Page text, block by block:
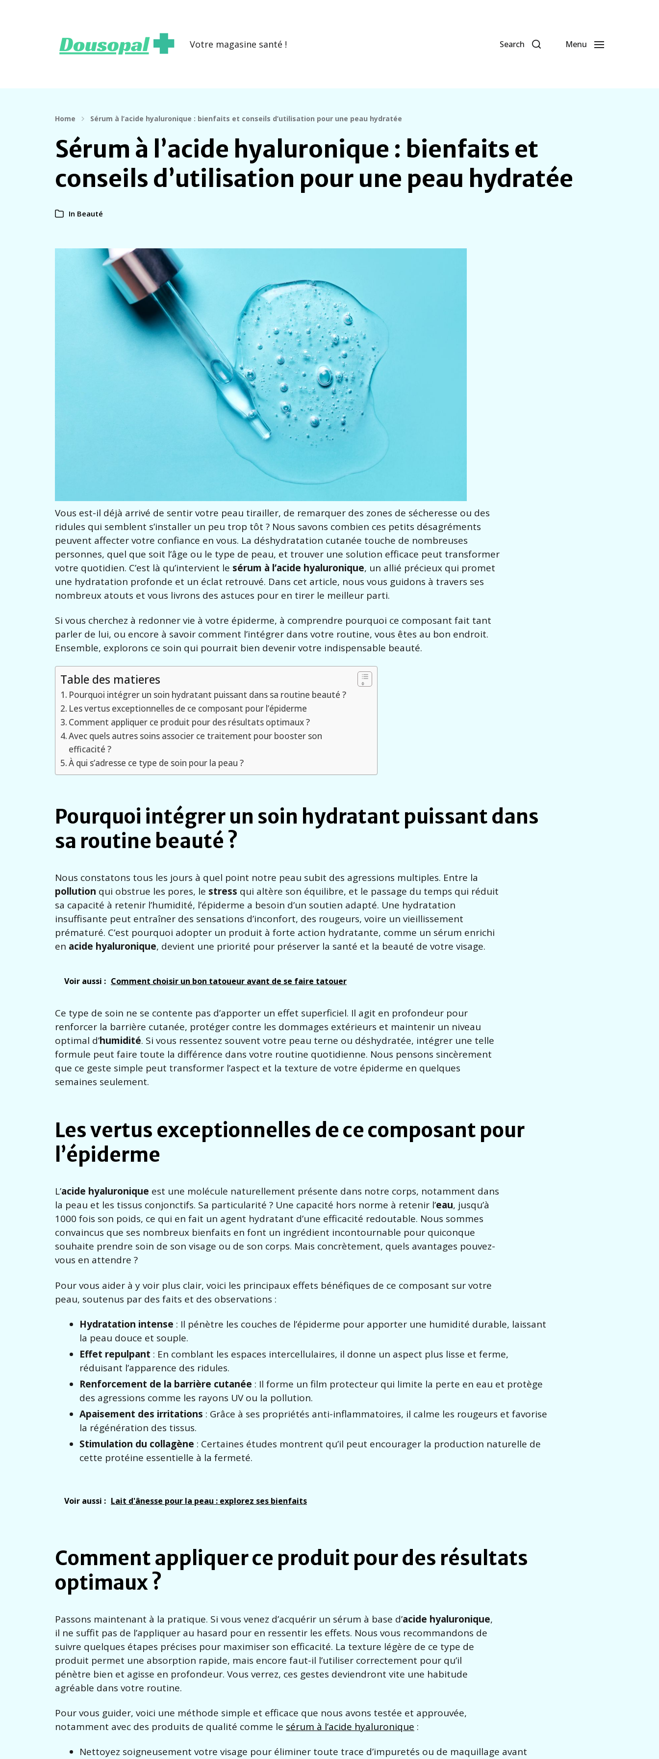
Votre magasine santé ! Search Menu
Home Sérum à l’acide hyaluronique : bienfaits et conseils d’utilisation pour une peau hydratée
Sérum à l’acide hyaluronique : bienfaits et
conseils d’utilisation pour une peau hydratée
In Beauté
Vous est-il déjà arrivé de sentir votre peau tirailler, de remarquer des zones de sécheresse ou des
ridules qui semblent s’installer un peu trop tôt ? Nous savons combien ces petits désagréments
peuvent affecter votre confiance en vous. La déshydratation cutanée touche de nombreuses
personnes, quel que soit l’âge ou le type de peau, et trouver une solution efficace peut transformer
votre quotidien. C’est là qu’intervient le sérum à l’acide hyaluronique, un allié précieux qui promet
une hydratation profonde et un éclat retrouvé. Dans cet article, nous vous guidons à travers ses
nombreux atouts et vous livrons des astuces pour en tirer le meilleur parti.
Si vous cherchez à redonner vie à votre épiderme, à comprendre pourquoi ce composant fait tant
parler de lui, ou encore à savoir comment l’intégrer dans votre routine, vous êtes au bon endroit.
Ensemble, explorons ce soin qui pourrait bien devenir votre indispensable beauté.
Table des matieres
Pourquoi intégrer un soin hydratant puissant dans sa routine beauté ?
Les vertus exceptionnelles de ce composant pour l’épiderme
Comment appliquer ce produit pour des résultats optimaux ?
Avec quels autres soins associer ce traitement pour booster son
efficacité ?
À qui s’adresse ce type de soin pour la peau ?
Pourquoi intégrer un soin hydratant puissant dans
sa routine beauté ?
Nous constatons tous les jours à quel point notre peau subit des agressions multiples. Entre la
pollution qui obstrue les pores, le stress qui altère son équilibre, et le passage du temps qui réduit
sa capacité à retenir l’humidité, l’épiderme a besoin d’un soutien adapté. Une hydratation
insuffisante peut entraîner des sensations d’inconfort, des rougeurs, voire un vieillissement
prématuré. C’est pourquoi adopter un produit à forte action hydratante, comme un sérum enrichi
en acide hyaluronique, devient une priorité pour préserver la santé et la beauté de votre visage.
Voir aussi : Comment choisir un bon tatoueur avant de se faire tatouer
Ce type de soin ne se contente pas d’apporter un effet superficiel. Il agit en profondeur pour
renforcer la barrière cutanée, protéger contre les dommages extérieurs et maintenir un niveau
optimal d’humidité. Si vous ressentez souvent votre peau terne ou déshydratée, intégrer une telle
formule peut faire toute la différence dans votre routine quotidienne. Nous pensons sincèrement
que ce geste simple peut transformer l’aspect et la texture de votre épiderme en quelques
semaines seulement.
Les vertus exceptionnelles de ce composant pour
l’épiderme
L’acide hyaluronique est une molécule naturellement présente dans notre corps, notamment dans
la peau et les tissus conjonctifs. Sa particularité ? Une capacité hors norme à retenir l’eau, jusqu’à
1000 fois son poids, ce qui en fait un agent hydratant d’une efficacité redoutable. Nous sommes
convaincus que ses nombreux bienfaits en font un ingrédient incontournable pour quiconque
souhaite prendre soin de son visage ou de son corps. Mais concrètement, quels avantages pouvez-
vous en attendre ?
Pour vous aider à y voir plus clair, voici les principaux effets bénéfiques de ce composant sur votre
peau, soutenus par des faits et des observations :
Hydratation intense : Il pénètre les couches de l’épiderme pour apporter une humidité durable, laissant
la peau douce et souple.
Effet repulpant : En comblant les espaces intercellulaires, il donne un aspect plus lisse et ferme,
réduisant l’apparence des ridules.
Renforcement de la barrière cutanée : Il forme un film protecteur qui limite la perte en eau et protège
des agressions comme les rayons UV ou la pollution.
Apaisement des irritations : Grâce à ses propriétés anti-inflammatoires, il calme les rougeurs et favorise
la régénération des tissus.
Stimulation du collagène : Certaines études montrent qu’il peut encourager la production naturelle de
cette protéine essentielle à la fermeté.
Voir aussi : Lait d'ânesse pour la peau : explorez ses bienfaits
Comment appliquer ce produit pour des résultats
optimaux ?
Passons maintenant à la pratique. Si vous venez d’acquérir un sérum à base d’acide hyaluronique,
il ne suffit pas de l’appliquer au hasard pour en ressentir les effets. Nous vous recommandons de
suivre quelques étapes précises pour maximiser son efficacité. La texture légère de ce type de
produit permet une absorption rapide, mais encore faut-il l’utiliser correctement pour qu’il
pénètre bien et agisse en profondeur. Vous verrez, ces gestes deviendront vite une habitude
agréable dans votre routine.
Pour vous guider, voici une méthode simple et efficace que nous avons testée et approuvée,
notamment avec des produits de qualité comme le sérum à l’acide hyaluronique :
Nettoyez soigneusement votre visage pour éliminer toute trace d’impuretés ou de maquillage avant